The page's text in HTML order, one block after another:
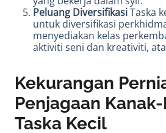
Peluang DiversifikasiTaska
untuk diversifikasi
menyediakan kelas
aktiviti seni dan kreativiti,
Kekurangan
Penjagaan
Taska Kecil